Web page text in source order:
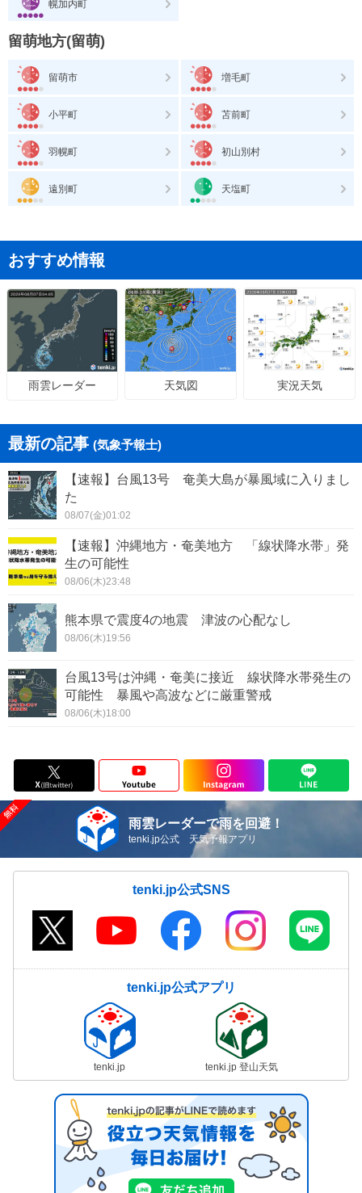
幌加内町
留萌地方(留萌)
留萌市 増毛町
小平町 苫前町
羽幌町 初山別村
遠別町 天塩町
おすすめ情報
雨雲レーダー 天気図 実況天気
最新の記事 (気象予報士)
【速報】台風13号 奄美大島が暴風域に入りまし
た
08/07(金)01:02
【速報】沖縄地方・奄美地方 「線状降水帯」発
生の可能性
08/06(木)23:48
熊本県で震度4の地震 津波の心配なし
08/06(木)19:56
台風13号は沖縄・奄美に接近 線状降水帯発生の
可能性 暴風や高波などに厳重警戒
08/06(木)18:00
雨雲レーダーで雨を回避！
tenki.jp公式 天気予報アプリ
tenki.jp公式SNS
tenki.jp公式アプリ
tenki.jp tenki.jp 登山天気